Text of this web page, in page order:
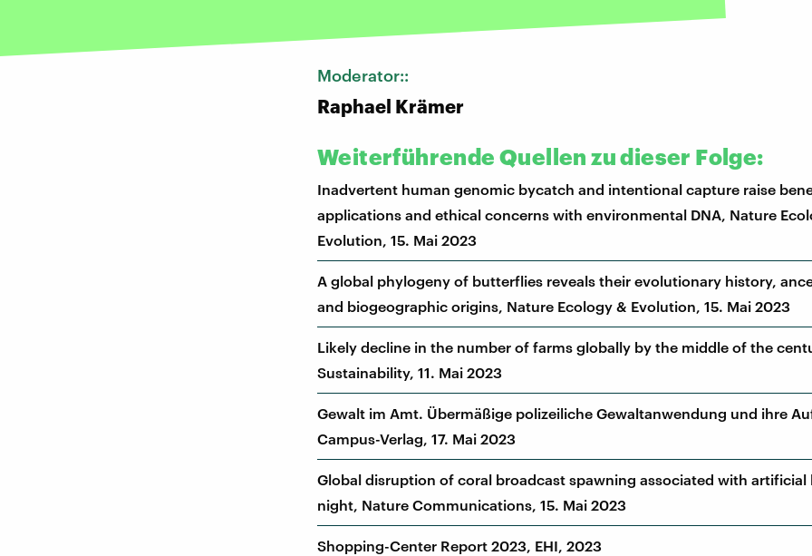
Moderator::
Raphael Krämer
Weiterführende Quellen zu dieser Folge:
Inadvertent human genomic bycatch and intentional capture raise
applications and ethical concerns with environmental DNA, Nature
Evolution, 15. Mai 2023
A global phylogeny of butterflies reveals their evolutionary history,
and biogeographic origins, Nature Ecology & Evolution, 15. Mai 2023
Likely decline in the number of farms globally by the middle of the
Sustainability, 11. Mai 2023
Gewalt im Amt. Übermäßige polizeiliche Gewaltanwendung und ihre
Campus-Verlag, 17. Mai 2023
Global disruption of coral broadcast spawning associated with artificial
night, Nature Communications, 15. Mai 2023
Shopping-Center Report 2023, EHI, 2023